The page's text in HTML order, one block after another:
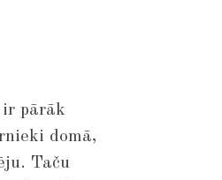
ir pārāk
domā,
Taču